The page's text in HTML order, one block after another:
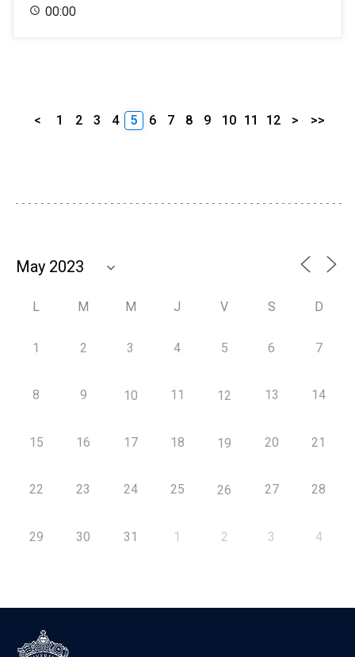
00:00
< 1 2 3 4 5 6 7 8 9 10 11 12 > >>
L M M J V S D
1 2 3 4 5 6 7
8 9 10 11 12 13 14
15 16 17 18 19 20 21
22 23 24 25 26 27 28
29 30 31 1 2 3 4